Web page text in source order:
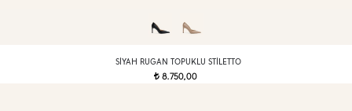
SIYAH RUGAN TOPUKLU STILETTO
t8.750,00